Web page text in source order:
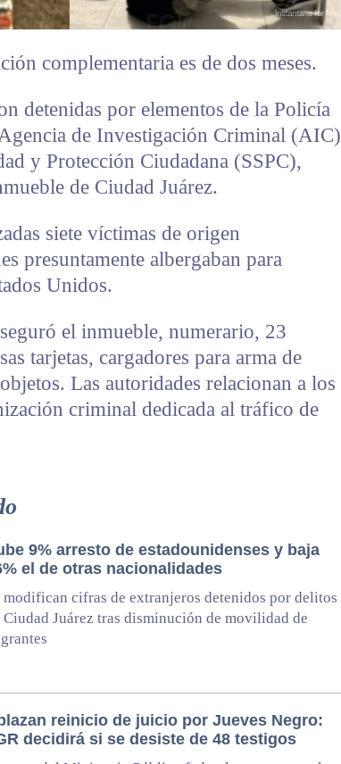
complementaria es de dos meses.
detenidas por elementos de la Policía
de Investigación Criminal (AIC)
y Protección Ciudadana (SSPC),
de Ciudad Juárez.
siete víctimas de origen
presuntamente albergaban para
Unidos.
el inmueble, numerario, 23
tarjetas, cargadores para arma de
Las autoridades relacionan a los
criminal dedicada al tráfico de
9% arresto de estadounidenses y baja
el de otras nacionalidades
modifican cifras de extranjeros detenidos por delitos
Ciudad Juárez tras disminución de movilidad de
reinicio de juicio por Jueves Negro:
decidirá si se desiste de 48 testigos